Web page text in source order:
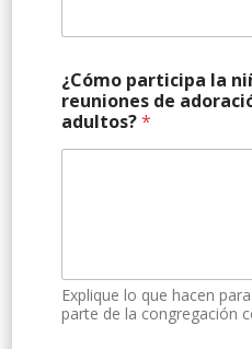
¿Cómo participa la
reuniones de
adultos?*
Explique lo que hacen
parte de la congregación